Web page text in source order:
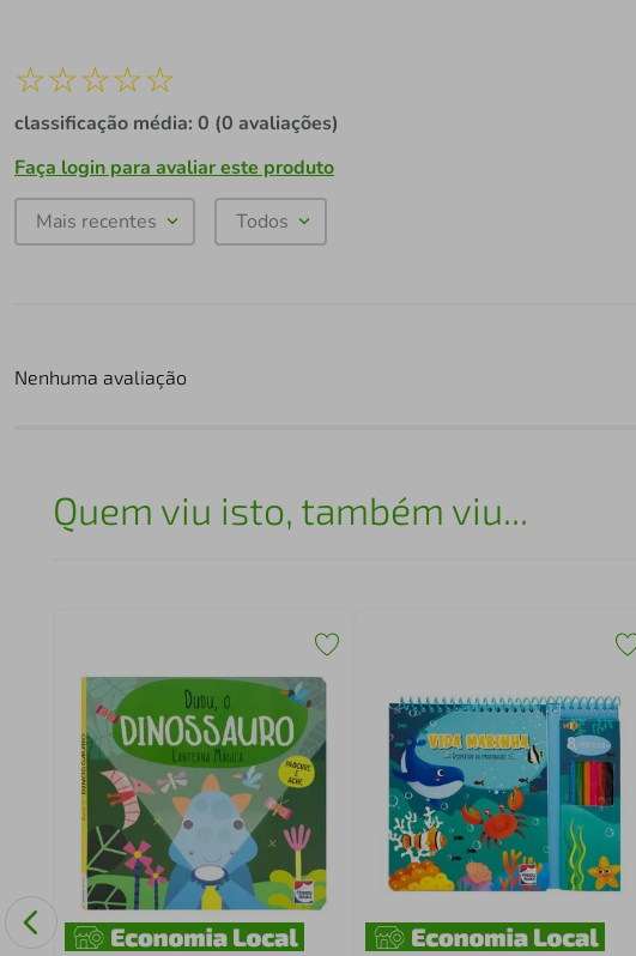
☆☆☆☆☆
classificação média: 0 (0 avaliações)
Faça login para avaliar este produto
Mais recentes Todos
Nenhuma avaliação
Quem viu isto, também viu...